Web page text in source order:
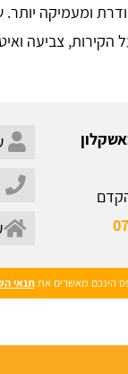
ומעמיקה
הקירות, צביעה
הינכם מאשרים אתתנאי